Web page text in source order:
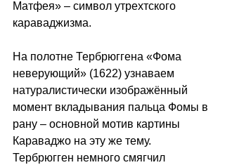
Матфея» – символ утрехтского
караваджизма.
На полотне Тербрюггена «Фома
неверующий» (1622) узнаваем
натуралистически изображённый
момент вкладывания пальца Фомы в
рану – основной мотив картины
Караваджо на эту же тему.
Тербрюгген немного смягчил